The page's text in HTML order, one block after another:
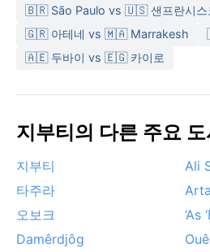
까지다. 이 기간 낮 기온이 30°C
기 한결 수월하다. 주목할 만한 기
탄이라고 불리는 북동계절풍이
바람은 먼지를 대량으로 몰고 와
에 범람시키기도 하지만, 이는 극
사이클론 같은 현상은 존재하지
위와 건조야말로 디킬을 정의하는
🇧🇷 São Paulo vs 🇺🇸 샌프란시스
🇬🇷 아테네 vs 🇲🇦 Marrakesh
🇦🇪 두바이 vs 🇪🇬 카이로
지부티의 다른 주요
지부티
Ali
타주라
Arta
오보크
‘As
Damêrdjôg